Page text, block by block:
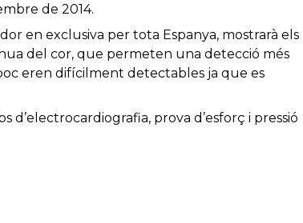
de 2014.
en exclusiva per tota Espanya, mostrarà els
del cor, que permeten una detecció més
eren difícilment detectables ja que es
d’electrocardiografia, prova d’esforç i pressió